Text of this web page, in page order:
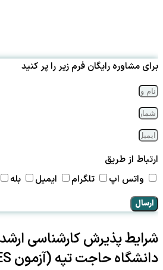
برای مشاوره رایگان فرم زیر را پر کنید
ارتباط از طریق
واتس اپ
تلگرام ایمیل بله
ارسال
شرایط پذیرش کارشناسی
دانشگاه حاجت تپه (آزمون ALES و GRE)